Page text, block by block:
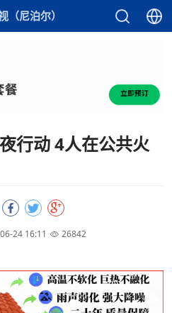
（尼泊尔）
行动 4人在公共火
24 16:11 26842